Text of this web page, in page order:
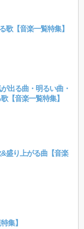
歌【音楽一覧特集】
出る曲・明るい曲・
【音楽一覧特集】
盛り上がる曲【音楽
集】